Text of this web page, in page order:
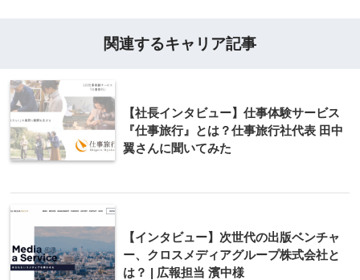
関連するキャリア記事
【社長インタビュー】仕事体験サービス
『仕事旅行』とは？仕事旅行社代表 田中
翼さんに聞いてみた
【インタビュー】次世代の出版ベンチャ
ー、クロスメディアグループ株式会社と
は？ | 広報担当 濱中様